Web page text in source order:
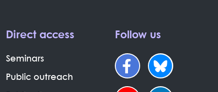
Direct access
Seminars
Public outreach
Follow us